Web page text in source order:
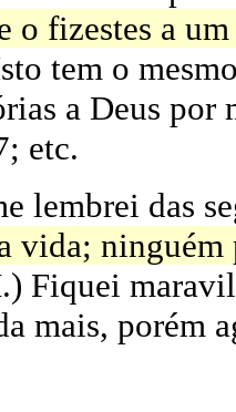
o fizestes a
tem o
a Deus
etc.
lembrei das
vida; ninguém
Fiquei
mais, porém